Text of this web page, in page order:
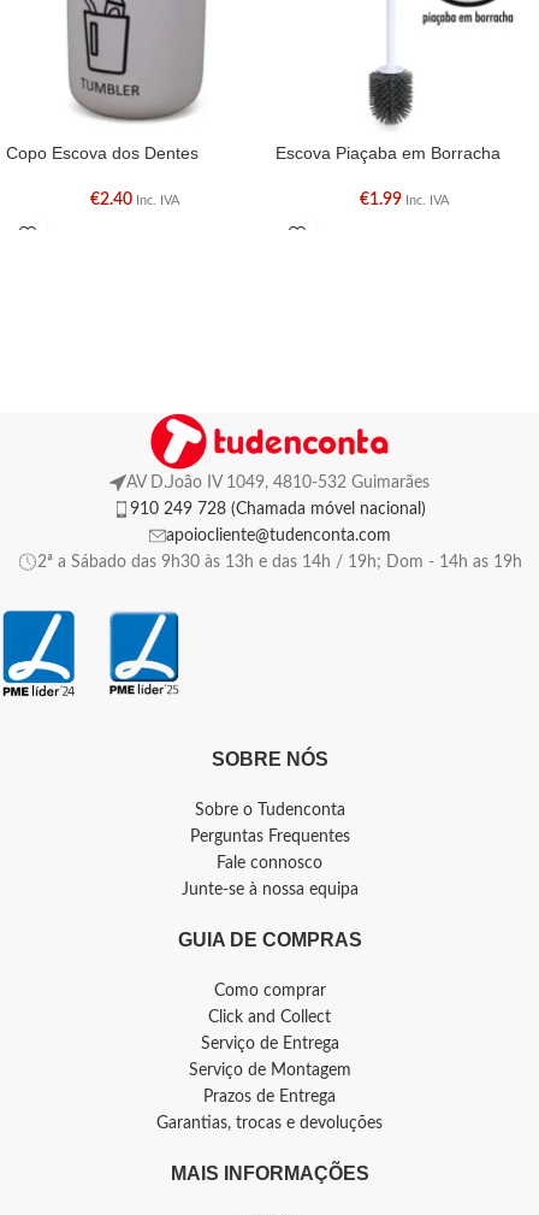
Copo Escova dos Dentes
€2.40 Inc. IVA
Escova Piaçaba em Borracha
€1.99 Inc. IVA
AV D.João IV 1049, 4810-532 Guimarães
910 249 728 (Chamada móvel nacional)
apoiocliente@tudenconta.com
2ª a Sábado das 9h30 às 13h e das 14h / 19h; Dom - 14h as 19h
SOBRE NÓS
Sobre o Tudenconta
Perguntas Frequentes
Fale connosco
Junte-se à nossa equipa
GUIA DE COMPRAS
Como comprar
Click and Collect
Serviço de Entrega
Serviço de Montagem
Prazos de Entrega
Garantias, trocas e devoluções
MAIS INFORMAÇÕES